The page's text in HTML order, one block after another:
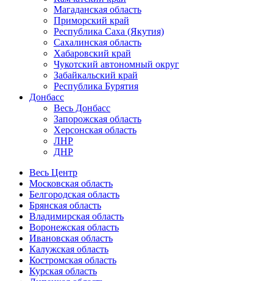
Магаданская область
Приморский край
Республика Саха (Якутия)
Сахалинская область
Хабаровский край
Чукотский автономный округ
Забайкальский край
Республика Бурятия
Донбасс
Весь Донбасс
Запорожская область
Херсонская область
ЛНР
ДНР
Весь Центр
Московская область
Белгородская область
Брянская область
Владимирская область
Воронежская область
Ивановская область
Калужская область
Костромская область
Курская область